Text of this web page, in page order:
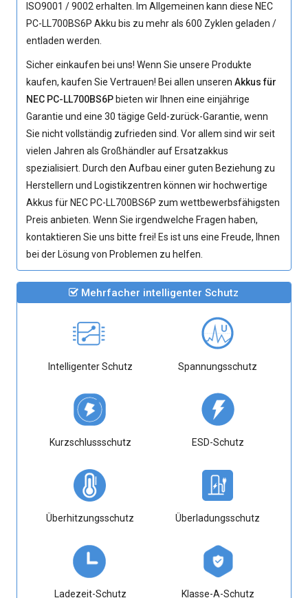
ISO9001 / 9002 erhalten. Im Allgemeinen kann diese NEC
PC-LL700BS6P Akku bis zu mehr als 600 Zyklen geladen /
entladen werden.
Sicher einkaufen bei uns! Wenn Sie unsere Produkte
kaufen, kaufen Sie Vertrauen! Bei allen unserenAkkus für
NEC PC-LL700BS6P bieten wir Ihnen eine einjährige
Garantie und eine 30 tägige Geld-zurück-Garantie, wenn
Sie nicht vollständig zufrieden sind. Vor allem sind wir seit
vielen Jahren als Großhändler auf Ersatzakkus
spezialisiert. Durch den Aufbau einer guten Beziehung zu
Herstellern und Logistikzentren können wir hochwertige
Akkus für NEC PC-LL700BS6P zum wettbewerbsfähigsten
Preis anbieten. Wenn Sie irgendwelche Fragen haben,
kontaktieren Sie uns bitte frei! Es ist uns eine Freude, Ihnen
bei der Lösung von Problemen zu helfen.
Mehrfacher intelligenter Schutz
Intelligenter Schutz Spannungsschutz
Kurzschlussschutz ESD-Schutz
Überhitzungsschutz Überladungsschutz
Ladezeit-Schutz Klasse-A-Schutz